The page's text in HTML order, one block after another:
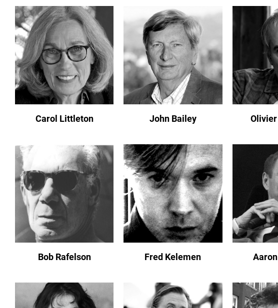
Carol Littleton John Bailey
Bob Rafelson Fred Kelemen